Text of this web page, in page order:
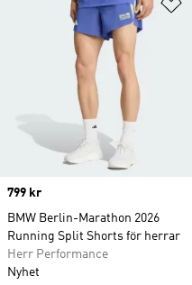
Price
799 kr
BMW Berlin-Marathon 2026
Running Split Shorts för herrar
Herr Performance
Nyhet